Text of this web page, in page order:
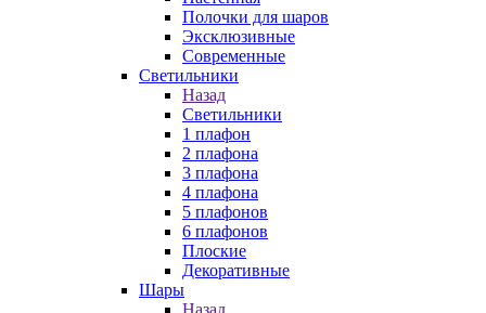
Полочки для шаров
Эксклюзивные
Современные
Светильники
Назад
Светильники
1 плафон
2 плафона
3 плафона
4 плафона
5 плафонов
6 плафонов
Плоские
Декоративные
Шары
Назад